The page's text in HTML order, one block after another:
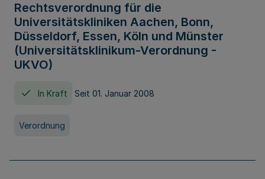
Rechtsverordnung für die
Universitätskliniken Aachen, Bonn,
Düsseldorf, Essen, Köln und Münster
(Universitätsklinikum-Verordnung -
UKVO)
In Kraft Seit 01. Januar 2008
Verordnung